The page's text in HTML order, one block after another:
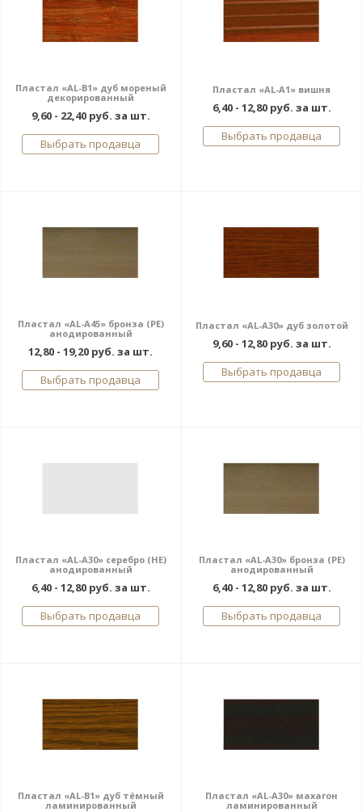
Пластал «AL-В1» дуб мореный
декорированный
9,60 - 22,40 руб. за шт.
Выбрать продавца
Пластал «AL-A1» вишня
6,40 - 12,80 руб. за шт.
Выбрать продавца
Пластал «AL-A45» бронза (РЕ)
анодированный
12,80 - 19,20 руб. за шт.
Выбрать продавца
Пластал «AL-A30» дуб золотой
9,60 - 12,80 руб. за шт.
Выбрать продавца
Пластал «AL-A30» серебро (НЕ)
анодированный
6,40 - 12,80 руб. за шт.
Выбрать продавца
Пластал «AL-A30» бронза (РЕ)
анодированный
6,40 - 12,80 руб. за шт.
Выбрать продавца
Пластал «AL-В1» дуб тёмный
ламинированный
Пластал «AL-A30» махагон
ламинированный